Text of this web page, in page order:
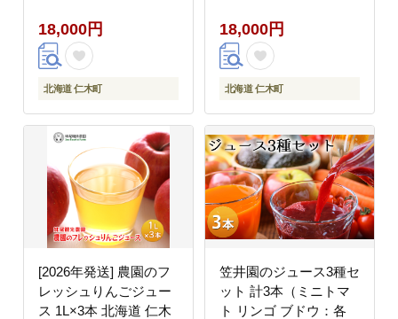
産地直送 [株式会社 松
原米穀]
18,000円
北海道 仁木町
18,000円
北海道 仁木町
[2026年発送] 農園のフ
レッシュりんごジュー
ス 1L×3本 北海道 仁木
笠井園のジュース3種セ
ット 計3本（ミニトマ
ト リンゴ ブドウ：各